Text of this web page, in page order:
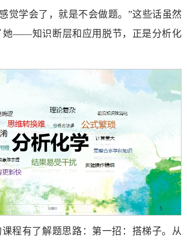
觉学会了，就是不会做题。”这些话虽然
她——知识断层和应用脱节，正是分析化
程有了解题思路：第一招：搭梯子。从